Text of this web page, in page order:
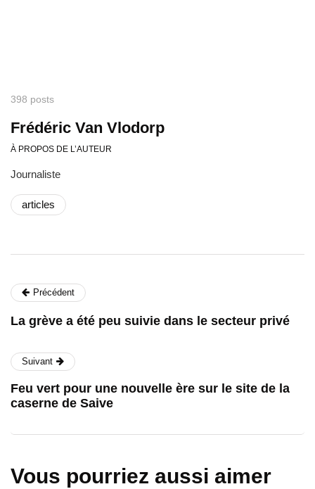
398 posts
Frédéric Van Vlodorp
À PROPOS DE L’AUTEUR
Journaliste
articles
Précédent
La grève a été peu suivie dans le secteur privé
Suivant
Feu vert pour une nouvelle ère sur le site de la
caserne de Saive
Vous pourriez aussi aimer